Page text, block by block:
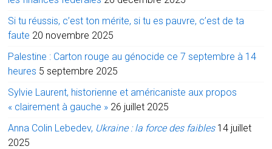
Si tu réussis, c’est ton mérite, si tu es pauvre, c’est de ta
faute 20 novembre 2025
Palestine : Carton rouge au génocide ce 7 septembre à 14
heures 5 septembre 2025
Sylvie Laurent, historienne et américaniste aux propos
« clairement à gauche » 26 juillet 2025
Anna Colin Lebedev, Ukraine : la force des faibles 14 juillet
2025